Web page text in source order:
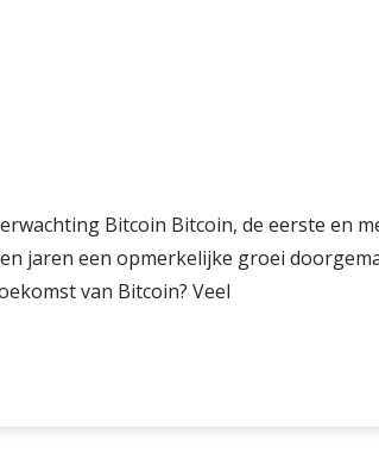
Bitcoin Bitcoin, de eerste en
jaren een opmerkelijke groei
van Bitcoin? Veel